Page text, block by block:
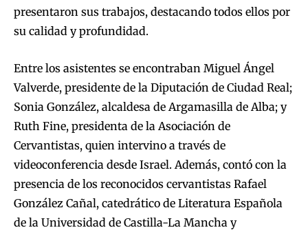
presentaron sus trabajos, destacando todos ellos por
su calidad y profundidad.
Entre los asistentes se encontraban Miguel Ángel
Valverde, presidente de la Diputación de Ciudad Real;
Sonia González, alcaldesa de Argamasilla de Alba; y
Ruth Fine, presidenta de la Asociación de
Cervantistas, quien intervino a través de
videoconferencia desde Israel. Además, contó con la
presencia de los reconocidos cervantistas Rafael
González Cañal, catedrático de Literatura Española
de la Universidad de Castilla-La Mancha y